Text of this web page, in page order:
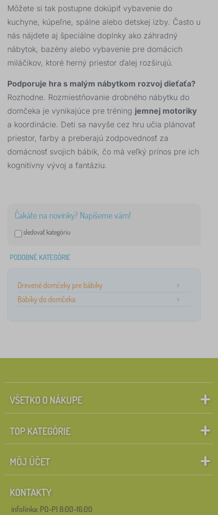
Môžete si tak postupne dokúpiť vybavenie do
kuchyne, kúpeľne, spálne alebo detskej izby. Často u
nás nájdete aj špeciálne doplnky ako záhradný
nábytok, bazény alebo vybavenie pre domácich
miláčikov, ktoré herný priestor ďalej rozširujú.
Podporuje hra s malým nábytkom rozvoj dieťaťa?
Rozhodne. Rozmiestňovanie drobného nábytku do
domčeka je vynikajúce pre tréning jemnej motoriky
a koordinácie. Deti sa navyše cez hru učia plánovať
priestor, farby a preberajú zodpovednosť za
domácnosť svojich bábik, čo má veľký prínos pre ich
kognitívny vývoj a fantáziu.
Čakáte na novinky? Napíšeme vám!
sledovať kategóriu
PODOBNÉ KATEGÓRIE
Drevené domčeky pre bábiky
Bábiky do domčeka
VŠETKO O NÁKUPE
TOP KATEGÓRIE
MÔJ ÚČET
KONTAKTY
infolinka: PO-PI 8:00-16:00